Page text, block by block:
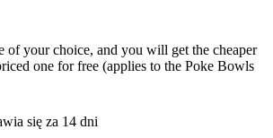
of your choice, and you will get the cheaper
one for free (applies to the Poke Bowls
się za 14 dni